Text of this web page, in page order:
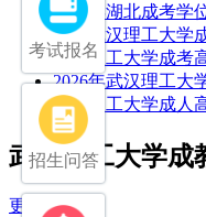
2026年湖北成考学
2025武汉理工大学
武汉理工大学成考
2026年武汉理工大
武汉理工大学成人
武汉理工大学成
更多>>
考试报名
招生问答